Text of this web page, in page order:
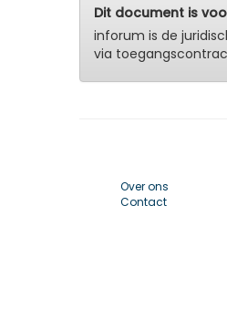
Dit document is
inforum is de
via
Over ons
Contact